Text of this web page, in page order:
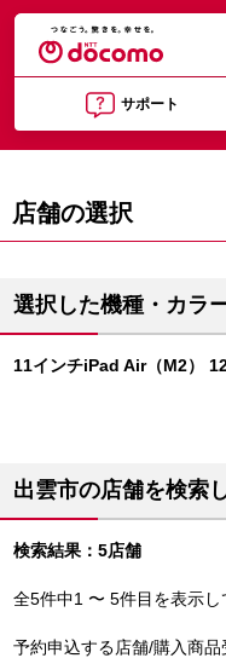
サポート
店舗の選択
選択した機種・カラ
11インチiPad Air（M2）
出雲市の店舗を検索
検索結果：5店舗
全5件中1 〜 5件目を表示
予約申込する店舗/購入商品